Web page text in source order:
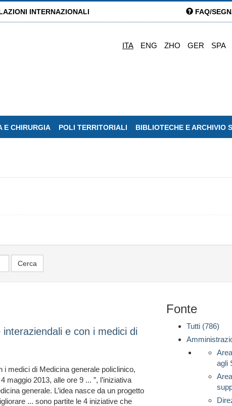
INTERNAZIONALI FAQ/
ITA ENG ZHO GER SPA
E CHIRURGIA POLI TERRITORIALI BIBLIOTECHE E ARCHIVIO
e con i medici di
i medici di Medicina generale policlinico,
maggio 2013, alle ore 9 ... ”, l’iniziativa
generale. L’idea nasce da un progetto
... sono partite le 4 iniziative che
Fonte
Tutti (786)
agli